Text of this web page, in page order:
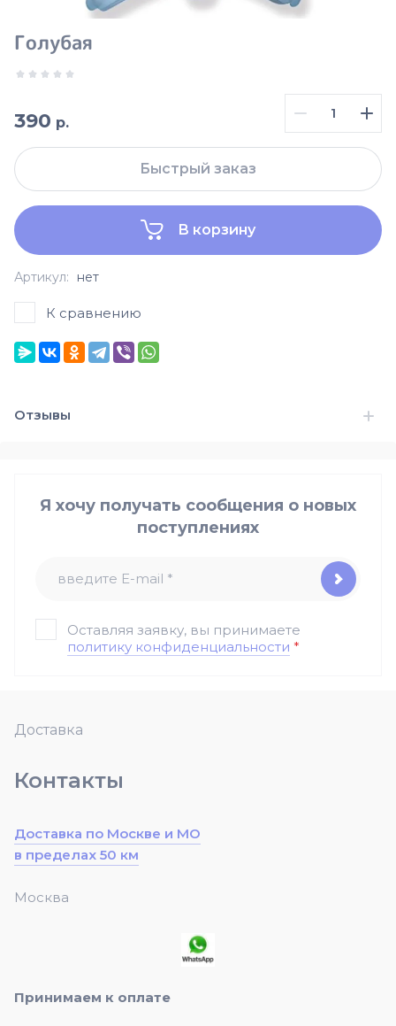
Голубая
390 р.
В корзину
Быстрый заказ
Артикул: нет
К сравнению
Отзывы
Доставка
Контакты
Доставка по Москве и МО
в пределах 50 км
Москва
Принимаем к оплате
Я хочу получать сообщения о новых
поступлениях
Оставляя заявку, вы принимаете
политику конфиденциальности *